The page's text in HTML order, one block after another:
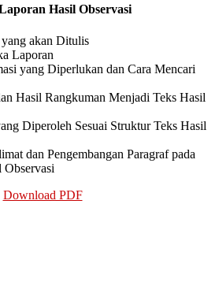
Hasil Observasi
akan Ditulis
Laporan
yang Diperlukan dan Cara Mencari
Hasil Rangkuman Menjadi Teks Hasil
Diperoleh Sesuai Struktur Teks Hasil
dan Pengembangan Paragraf pada
Observasi
Download PDF